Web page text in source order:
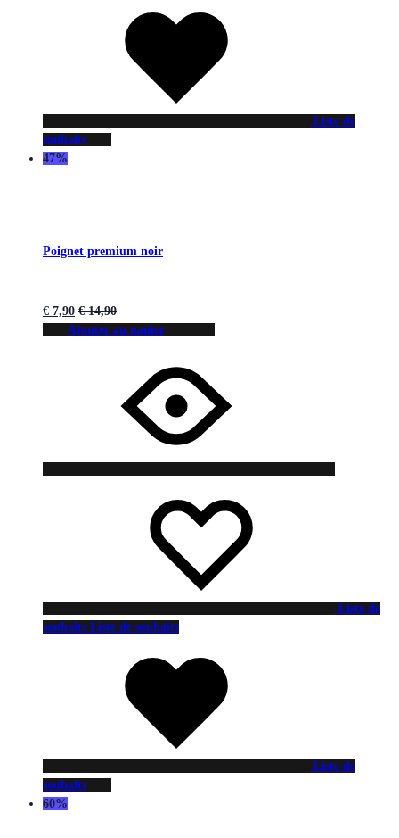
Liste de
souhaits
47%
Poignet premium noir
€ 7,90 €14,90
Ajouter au panier
Liste de
souhaits Liste de souhaits
Liste de
souhaits
60%